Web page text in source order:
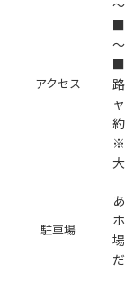
アクセス
■
■
※
駐車場